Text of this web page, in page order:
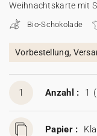
Aufkleber
Weihnachtskarte mit
Bio-Schokolade
Vorbestellung,
1 Anzahl : 1
Papier :